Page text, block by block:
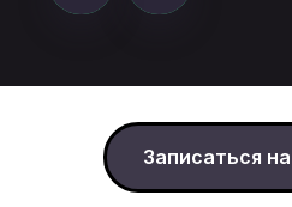
Записаться